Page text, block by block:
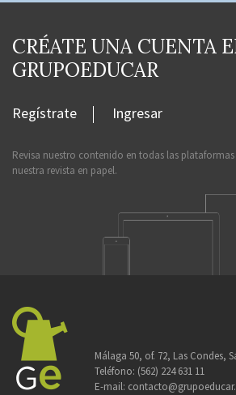
CRÉATE UNA CUENTA
GRUPOEDUCAR
Regístrate Ingresar
Revisa nuestro contenido en todas las
nuestra revista en papel.
Málaga 50, of. 72, Las Condes,
Teléfono: (562) 224 631 11
E-mail: